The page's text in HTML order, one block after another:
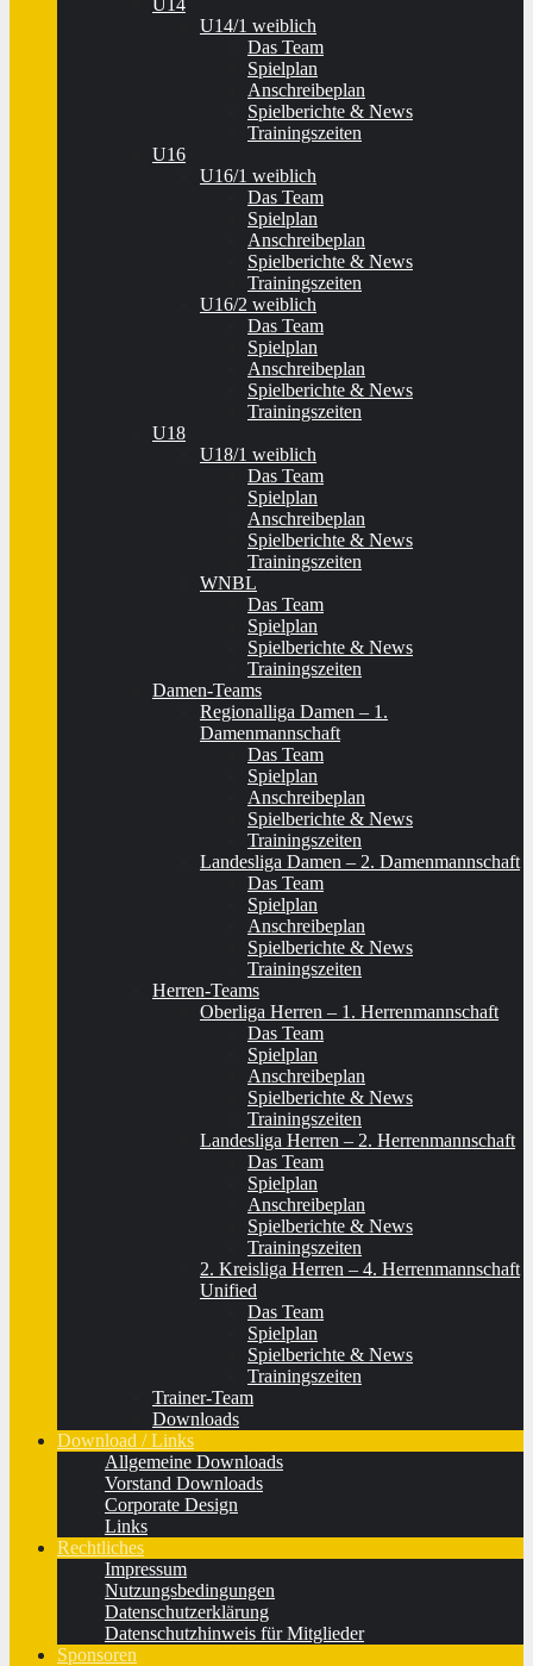
U14
U14/1 weiblich
Das Team
Spielplan
Anschreibeplan
Spielberichte & News
Trainingszeiten
U16
U16/1 weiblich
Das Team
Spielplan
Anschreibeplan
Spielberichte & News
Trainingszeiten
U16/2 weiblich
Das Team
Spielplan
Anschreibeplan
Spielberichte & News
Trainingszeiten
U18
U18/1 weiblich
Das Team
Spielplan
Anschreibeplan
Spielberichte & News
Trainingszeiten
WNBL
Das Team
Spielplan
Spielberichte & News
Trainingszeiten
Damen-Teams
Regionalliga Damen – 1.
Damenmannschaft
Das Team
Spielplan
Anschreibeplan
Spielberichte & News
Trainingszeiten
Landesliga Damen – 2. Damenmannschaft
Das Team
Spielplan
Anschreibeplan
Spielberichte & News
Trainingszeiten
Herren-Teams
Oberliga Herren – 1. Herrenmannschaft
Das Team
Spielplan
Anschreibeplan
Spielberichte & News
Trainingszeiten
Landesliga Herren – 2. Herrenmannschaft
Das Team
Spielplan
Anschreibeplan
Spielberichte & News
Trainingszeiten
2. Kreisliga Herren – 4. Herrenmannschaft
Unified
Das Team
Spielplan
Spielberichte & News
Trainingszeiten
Trainer-Team
Downloads
Download / Links
Allgemeine Downloads
Vorstand Downloads
Corporate Design
Links
Rechtliches
Impressum
Nutzungsbedingungen
Datenschutzerklärung
Datenschutzhinweis für Mitglieder
Sponsoren